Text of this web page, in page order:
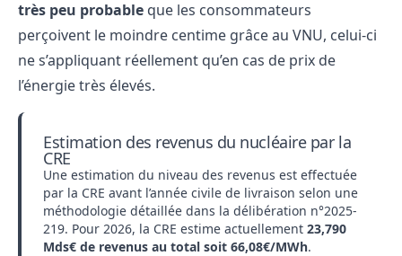
très peu probable que les consommateurs
perçoivent le moindre centime grâce au VNU, celui-ci
ne s’appliquant réellement qu’en cas de prix de
l’énergie très élevés.
Estimation des revenus du nucléaire par la
CRE
Une estimation du niveau des revenus est effectuée
par la CRE avant l’année civile de livraison selon une
méthodologie détaillée dans la délibération n°2025-
219. Pour 2026, la CRE estime actuellement 23,790
Mds€ de revenus au total soit 66,08€/MWh.